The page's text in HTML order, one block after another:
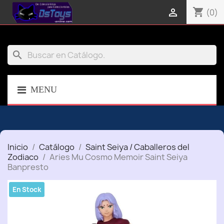
shopping_cart (0)

search
MENU
Inicio Catálogo
Saint Seiya / Caballeros del
Zodiaco
Aries Mu Cosmo Memoir Saint Seiya
Banpresto
En Stock